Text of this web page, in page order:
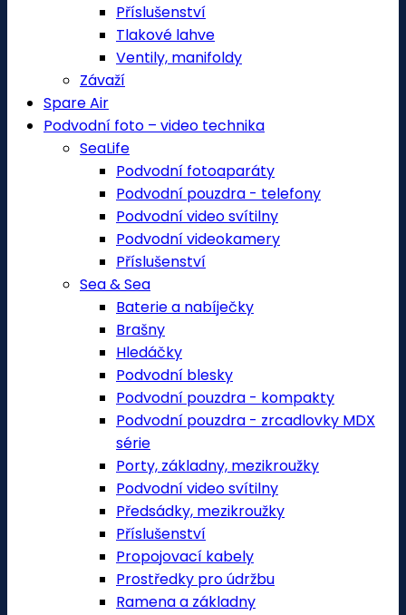
Příslušenství
Tlakové lahve
Ventily, manifoldy
Závaží
Spare Air
Podvodní foto – video technika
SeaLife
Podvodní fotoaparáty
Podvodní pouzdra - telefony
Podvodní video svítilny
Podvodní videokamery
Příslušenství
Sea & Sea
Baterie a nabíječky
Brašny
Hledáčky
Podvodní blesky
Podvodní pouzdra - kompakty
Podvodní pouzdra - zrcadlovky MDX
série
Porty, základny, mezikroužky
Podvodní video svítilny
Předsádky, mezikroužky
Příslušenství
Propojovací kabely
Prostředky pro údržbu
Ramena a základny